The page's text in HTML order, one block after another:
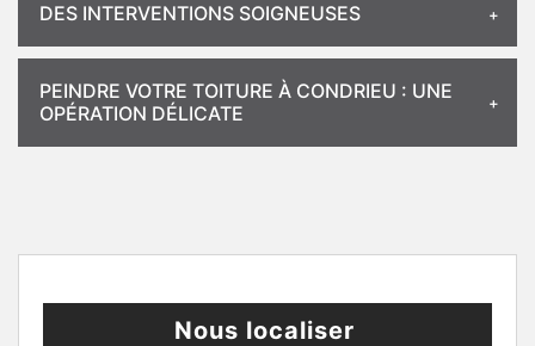
DES INTERVENTIONS SOIGNEUSES
PEINDRE VOTRE TOITURE À CONDRIEU : UNE
OPÉRATION DÉLICATE
Nous localiser